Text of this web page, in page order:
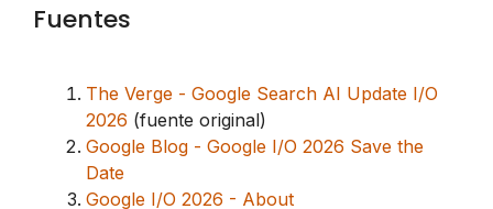
Fuentes
The Verge - Google Search AI Update I/O
2026 (fuente original)
Google Blog - Google I/O 2026 Save the
Date
Google I/O 2026 - About